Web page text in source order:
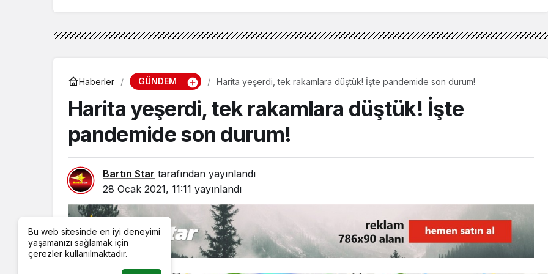
Haberler GÜNDEM Harita yeşerdi, tek rakamlara düştük! İşte pandemide son durum!
Harita yeşerdi, tek rakamlara düştük! İşte
pandemide son durum!
Bartın Star tarafından yayınlandı
28 Ocak 2021, 11:11 yayınlandı
Bu web sitesinde en iyi deneyimi
yaşamanızı sağlamak için
çerezler kullanılmaktadır.